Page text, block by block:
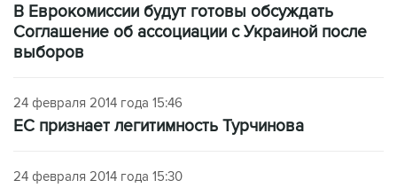
В Еврокомиссии будут готовы обсуждать
Соглашение об ассоциации с Украиной после
выборов
24 февраля 2014 года 15:46
ЕС признает легитимность Турчинова
24 февраля 2014 года 15:30